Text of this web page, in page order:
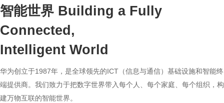
智能世界 Building a Fully
Connected,
Intelligent World
华为创立于1987年，是全球领先的ICT（信息与通信）基础设施和智能终
端提供商。我们致力于把数字世界带入每个人、每个家庭、每个组织，构
建万物互联的智能世界。